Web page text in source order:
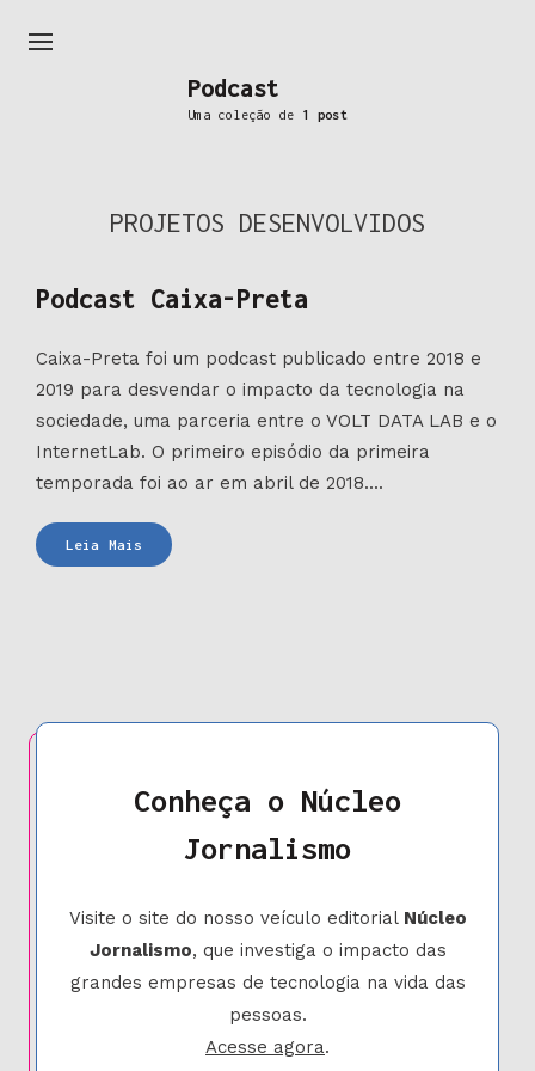
Podcast
Uma coleção de 1 post
PROJETOS DESENVOLVIDOS
Podcast Caixa-Preta
Caixa-Preta foi um podcast publicado entre 2018 e
2019 para desvendar o impacto da tecnologia na
sociedade, uma parceria entre o VOLT DATA LAB e o
InternetLab. O primeiro episódio da primeira
temporada foi ao ar em abril de 2018....
Leia MaisPodcast
Caixa-
Conheça o Núcleo
Jornalismo
Visite o site do nosso veículo editorial Núcleo
Jornalismo, que investiga o impacto das
grandes empresas de tecnologia na vida das
pessoas.
Acesse agora.